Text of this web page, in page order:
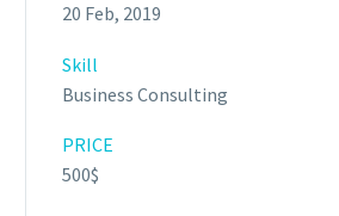
20 Feb, 2019
Skill
Business Consulting
PRICE
500$